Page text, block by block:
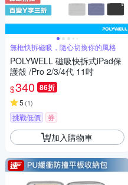
無框快拆磁吸，隨心切換你的風格
POLYWELL 磁吸快拆式iPad保
護殼 /Pro 2/3/4代 11吋
$340 86折
5 (1)
挑戰低價 券
加入購物車